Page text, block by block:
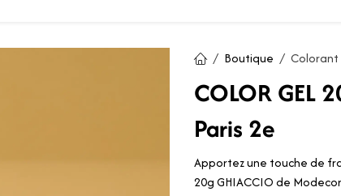
Boutique Colorant
COLOR GEL
Paris 2e
Apportez une touche de
20g GHIACCIO de